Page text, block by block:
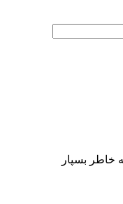
خاطر بسپار